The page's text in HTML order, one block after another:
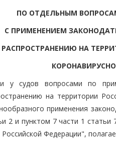
ПО ОТДЕЛЬНЫМ
С ПРИМЕНЕНИЕМ
РАСПРОСТРАНЕНИЮ НА
у судов вопросами по
на территории
применения
2 и пунктом 7 части 1
Федерации",